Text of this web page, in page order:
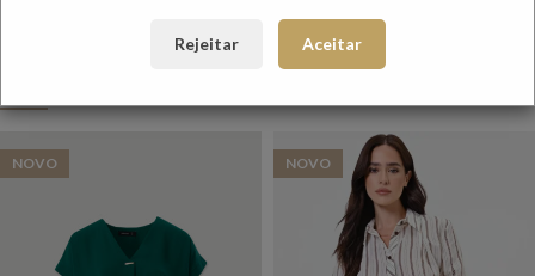
Primavera Mulher Saldos de Mulher
PRODUTOS RELACIONADOS:
NOVO NOVO
Rejeitar Aceitar